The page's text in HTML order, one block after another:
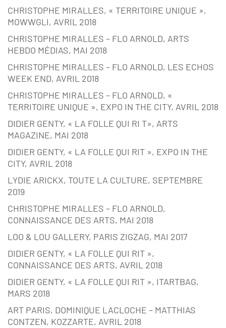
CHRISTOPHE MIRALLES, « TERRITOIRE UNIQUE »,
MOWWGLI, AVRIL 2018
CHRISTOPHE MIRALLES – FLO ARNOLD, ARTS
HEBDO MÉDIAS, MAI 2018
CHRISTOPHE MIRALLES – FLO ARNOLD, LES ECHOS
WEEK END, AVRIL 2018
CHRISTOPHE MIRALLES – FLO ARNOLD, «
TERRITOIRE UNIQUE », EXPO IN THE CITY, AVRIL 2018
DIDIER GENTY, « LA FOLLE QUI RI T», ARTS
MAGAZINE, MAI 2018
DIDIER GENTY, « LA FOLLE QUI RIT », EXPO IN THE
CITY, AVRIL 2018
LYDIE ARICKX, TOUTE LA CULTURE, SEPTEMBRE
2019
CHRISTOPHE MIRALLES – FLO ARNOLD,
CONNAISSANCE DES ARTS, MAI 2018
LOO & LOU GALLERY, PARIS ZIGZAG, MAI 2017
DIDIER GENTY, « LA FOLLE QUI RIT »,
CONNAISSANCE DES ARTS, AVRIL 2018
DIDIER GENTY, « LA FOLLE QUI RIT », ITARTBAG,
MARS 2018
ART PARIS, DOMINIQUE LACLOCHE – MATTHIAS
CONTZEN, KOZZARTE, AVRIL 2018